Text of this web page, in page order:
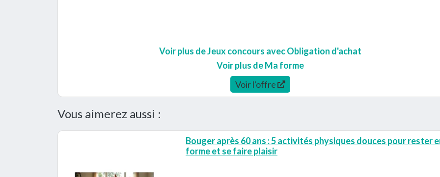
Voir plus de Jeux concours avec Obligation d'achat
Voir plus de Ma forme
Voir l'offre
Vous aimerez aussi :
Bouger après 60 ans : 5 activités physiques douces pour rester
forme et se faire plaisir